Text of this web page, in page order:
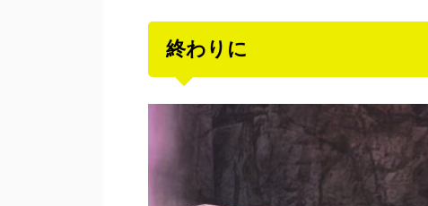
終わりに